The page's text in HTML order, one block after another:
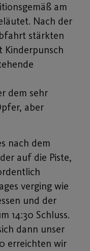
am
Nach der
stärkten
Kinderpunsch
dem sehr
aber
nach dem
auf die Piste,
verging wie
und der
14:30 Schluss.
dann unser
erreichten wir